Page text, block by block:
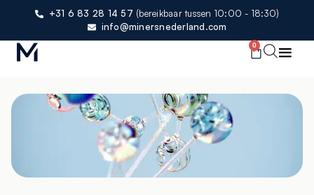
+31 6 83 28 14 57 (bereikbaar tussen 10:00 - 18:30)
info@minersnederland.com
0